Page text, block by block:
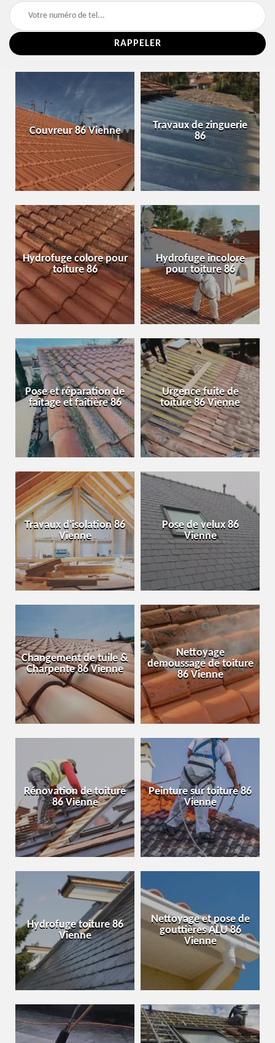
Couvreur 86 Vienne
Travaux de zinguerie
86
Hydrofuge colore pour
toiture 86
Hydrofuge incolore
pour toiture 86
Pose et réparation de
faîtage et faîtière 86
Urgence fuite de
toiture 86 Vienne
Travaux d'isolation 86
Vienne
Pose de velux 86
Vienne
Changement de tuile &
Charpente 86 Vienne
Nettoyage
demoussage de toiture
86 Vienne
Rénovation de toiture
86 Vienne
Peinture sur toiture 86
Vienne
Hydrofuge toiture 86
Vienne
Nettoyage et pose de
gouttières ALU 86
Vienne